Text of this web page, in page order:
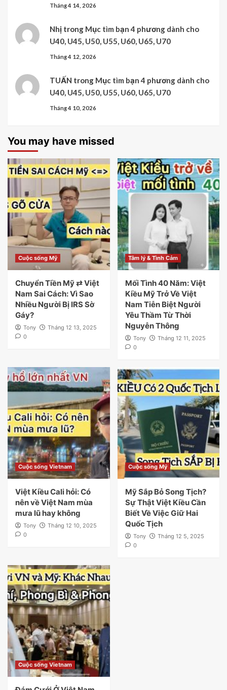
Tháng 4 14, 2026
Nhị trong Mục tìm bạn 4 phương dành cho
U40, U45, U50, U55, U60, U65, U70
Tháng 4 12, 2026
TUẤN trong Mục tìm bạn 4 phương dành cho
U40, U45, U50, U55, U60, U65, U70
Tháng 4 10, 2026
You may have missed
Cuộc sống Mỹ
Chuyển Tiền Mỹ ⇄ Việt
Nam Sai Cách: Vì Sao
Nhiều Người Bị IRS Sờ
Gáy?
Tony
Tháng 12 13, 2025
0
Tâm lý & Tình Cảm
Mối Tình 40 Năm: Việt
Kiều Mỹ Trở Về Việt
Nam Tiễn Biệt Người
Yêu Thầm Từ Thời
Nguyễn Thông
Tony
Tháng 12 11, 2025
0
Cuộc sống Vietnam
Việt Kiều Cali hỏi: Có
nên về Việt Nam mùa
mưa lũ hay không
Tony
Tháng 12 10, 2025
0
Cuộc sống Mỹ
Mỹ Sắp Bỏ Song Tịch?
Sự Thật Việt Kiều Cần
Biết Về Việc Giữ Hai
Quốc Tịch
Tony
Tháng 12 5, 2025
0
Cuộc sống Vietnam